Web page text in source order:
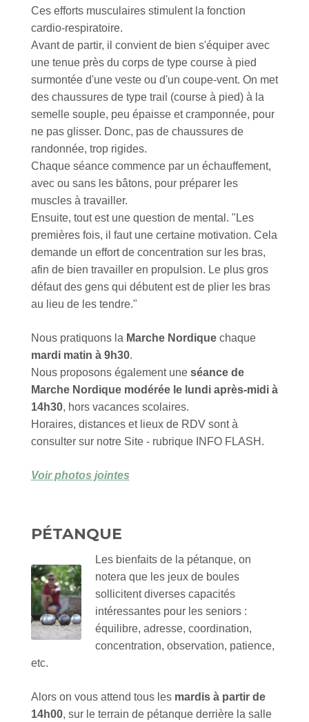
Ces efforts musculaires stimulent la fonction
cardio-respiratoire.
Avant de partir, il convient de bien s'équiper avec
une tenue près du corps de type course à pied
surmontée d'une veste ou d'un coupe-vent. On met
des chaussures de type trail (course à pied) à la
semelle souple, peu épaisse et cramponnée, pour
ne pas glisser. Donc, pas de chaussures de
randonnée, trop rigides.
Chaque séance commence par un échauffement,
avec ou sans les bâtons, pour préparer les
muscles à travailler.
Ensuite, tout est une question de mental. "Les
premières fois, il faut une certaine motivation. Cela
demande un effort de concentration sur les bras,
afin de bien travailler en propulsion. Le plus gros
défaut des gens qui débutent est de plier les bras
au lieu de les tendre."
Nous pratiquons la Marche Nordiquechaque
mardi matin à 9h30.
Nous proposons également une séance de
Marche Nordique modérée le lundi après-midi à
14h30, hors vacances scolaires.
Horaires, distances et lieux de RDV sont à
consulter sur notre Site - rubrique INFO FLASH.
Voir photos jointes
PÉTANQUE
Les bienfaits de la pétanque, on
notera que les jeux de boules
sollicitent diverses capacités
intéressantes pour les seniors :
équilibre, adresse, coordination,
concentration, observation, patience,
etc.
Alors on vous attend tous les mardis à partir de
14h00, sur le terrain de pétanque derrière la salle